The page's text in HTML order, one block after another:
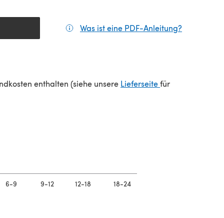
Was ist eine PDF-Anleitung?
enthalten (siehe unsere Lieferseite(öffnet sich in
für
6-9 9-12 12-18 18-24